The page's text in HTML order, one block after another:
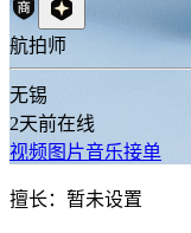
航拍师
无锡
2天前在线
视频 图片音乐接单
擅长： 暂未设置